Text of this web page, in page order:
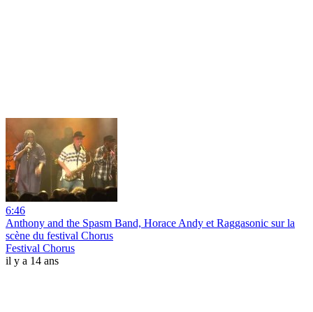
6:46
Anthony and the Spasm Band, Horace Andy et Raggasonic sur la
scène du festival Chorus
Festival Chorus
il y a 14 ans